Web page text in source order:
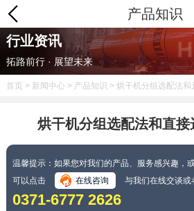
产品知识
行业资讯
拓路前行 · 展望未来
首页 > 新闻中心> 产品知识 > 烘干机分组选配法
烘干机分组选配法和直
温馨提示：如果您对我们的产品、服务感兴趣，
可以点击
在线咨询 与我们在线交谈或
0371-6777 2626